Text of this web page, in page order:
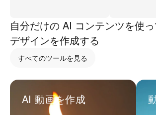
自分だけの AI コンテンツを使
デザインを作成する
すべてのツールを見る
AI 動画を作成